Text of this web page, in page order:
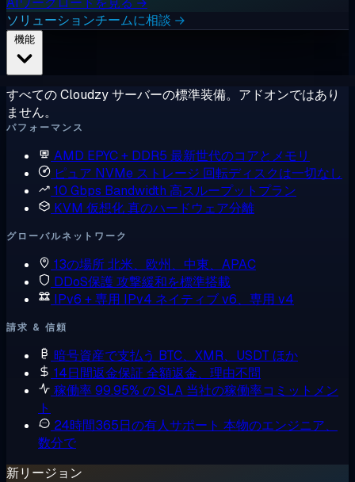
ソリューションチームに相談 →
すべての Cloudzy サーバーの標準装備。アドオンではあり
ません。
パフォーマンス
AMD EPYC + DDR5 最新世代のコアとメモリ
ピュア NVMe ストレージ 回転ディスクは一切なし
10 Gbps Bandwidth 高スループットプラン
KVM 仮想化真のハードウェア分離
グローバルネットワーク
13の場所北米、欧州、中東、APAC
DDoS保護攻撃緩和を標準搭載
IPv6 + 専用 IPv4 ネイティブ v6、専用 v4
請求 & 信頼
暗号資産で支払う BTC、XMR、USDT ほか
14日間返金保証 全額返金、理由不問
稼働率 99.95% の SLA 当社の稼働率コミットメン
ト
24時間365日の有人サポート 本物のエンジニア、
数分で
新リージョン